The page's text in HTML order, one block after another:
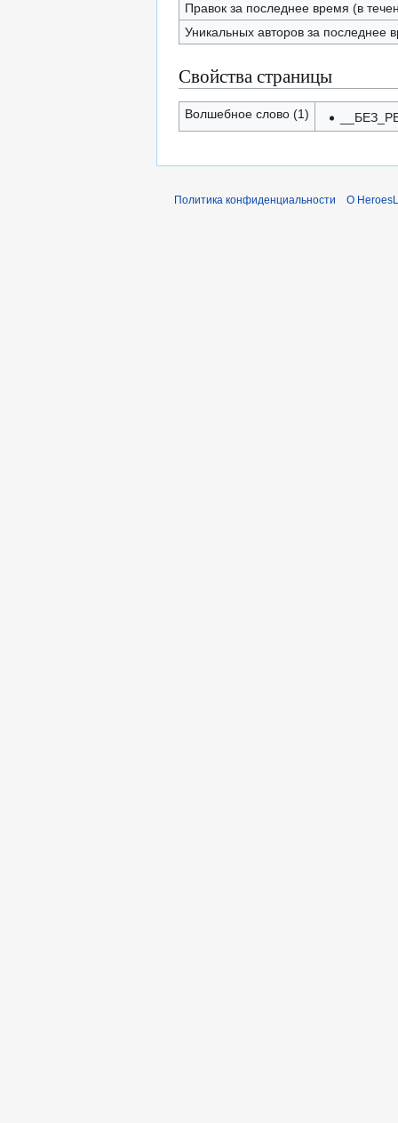
Правок за последнее время (в
Уникальных авторов за последнее
Свойства страницы
Волшебное слово (1)
Политика конфиденциальности О